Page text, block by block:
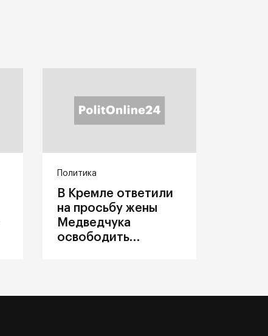
Политика
В Кремле ответили
на просьбу жены
Медведчука
освободить